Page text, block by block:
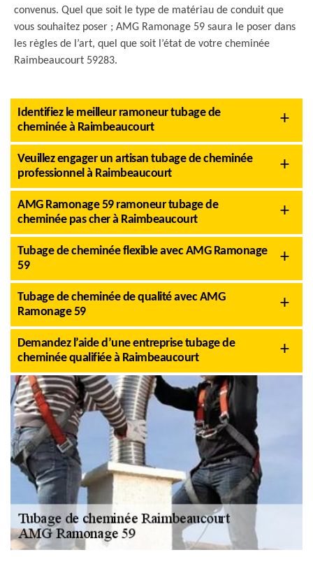
convenus. Quel que soit le type de matériau de conduit que
vous souhaitez poser ; AMG Ramonage 59 saura le poser dans
les règles de l’art, quel que soit l’état de votre cheminée
Raimbeaucourt 59283.
Identifiez le meilleur ramoneur tubage de
cheminée à Raimbeaucourt
Veuillez engager un artisan tubage de cheminée
professionnel à Raimbeaucourt
AMG Ramonage 59 ramoneur tubage de
cheminée pas cher à Raimbeaucourt
Tubage de cheminée flexible avec AMG Ramonage
59
Tubage de cheminée de qualité avec AMG
Ramonage 59
Demandez l’aide d’une entreprise tubage de
cheminée qualifiée à Raimbeaucourt